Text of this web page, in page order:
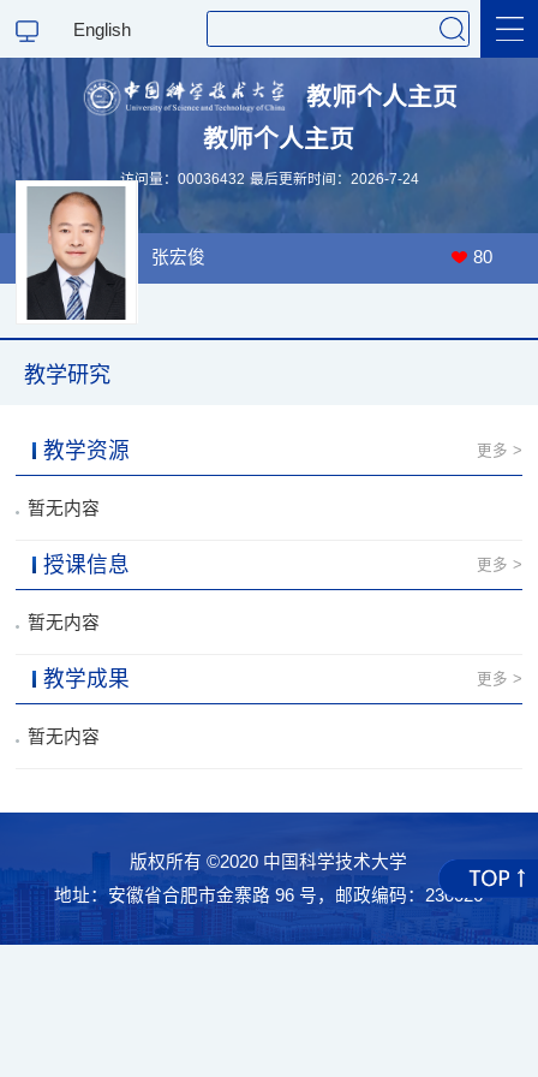
English
教师个人主页
教师个人主页
访问量： 00036432 最后更新时间： 2026-7-24
张宏俊 80
教学研究
教学资源 更多 >
暂无内容
授课信息 更多 >
暂无内容
教学成果 更多 >
暂无内容
版权所有 ©2020 中国科学技术大学
地址：安徽省合肥市金寨路 96 号，邮政编码：230026